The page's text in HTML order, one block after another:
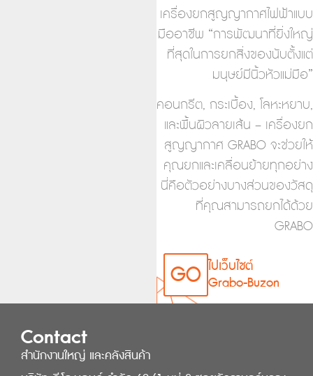
เครื่องยกสูญญากาศไฟฟ้าแบบ
มืออาชีพ “การพัฒนาที่ยิ่งใหญ่
ที่สุดในการยกสิ่งของนับตั้งแต่
มนุษย์มีนิ้วหัวแม่มือ”
คอนกรีต, กระเบื้อง, โลหะหยาบ,
และพื้นผิวลายเส้น – เครื่องยก
สูญญากาศ GRABO จะช่วยให้
คุณยกและเคลื่อนย้ายทุกอย่าง
นี่คือตัวอย่างบางส่วนของวัสดุ
ที่คุณสามารถยกได้ด้วย
GRABO
GO ไปเว็บไซต์
Grabo-Buzon
Contact
สำนักงานใหญ่ และคลังสินค้า